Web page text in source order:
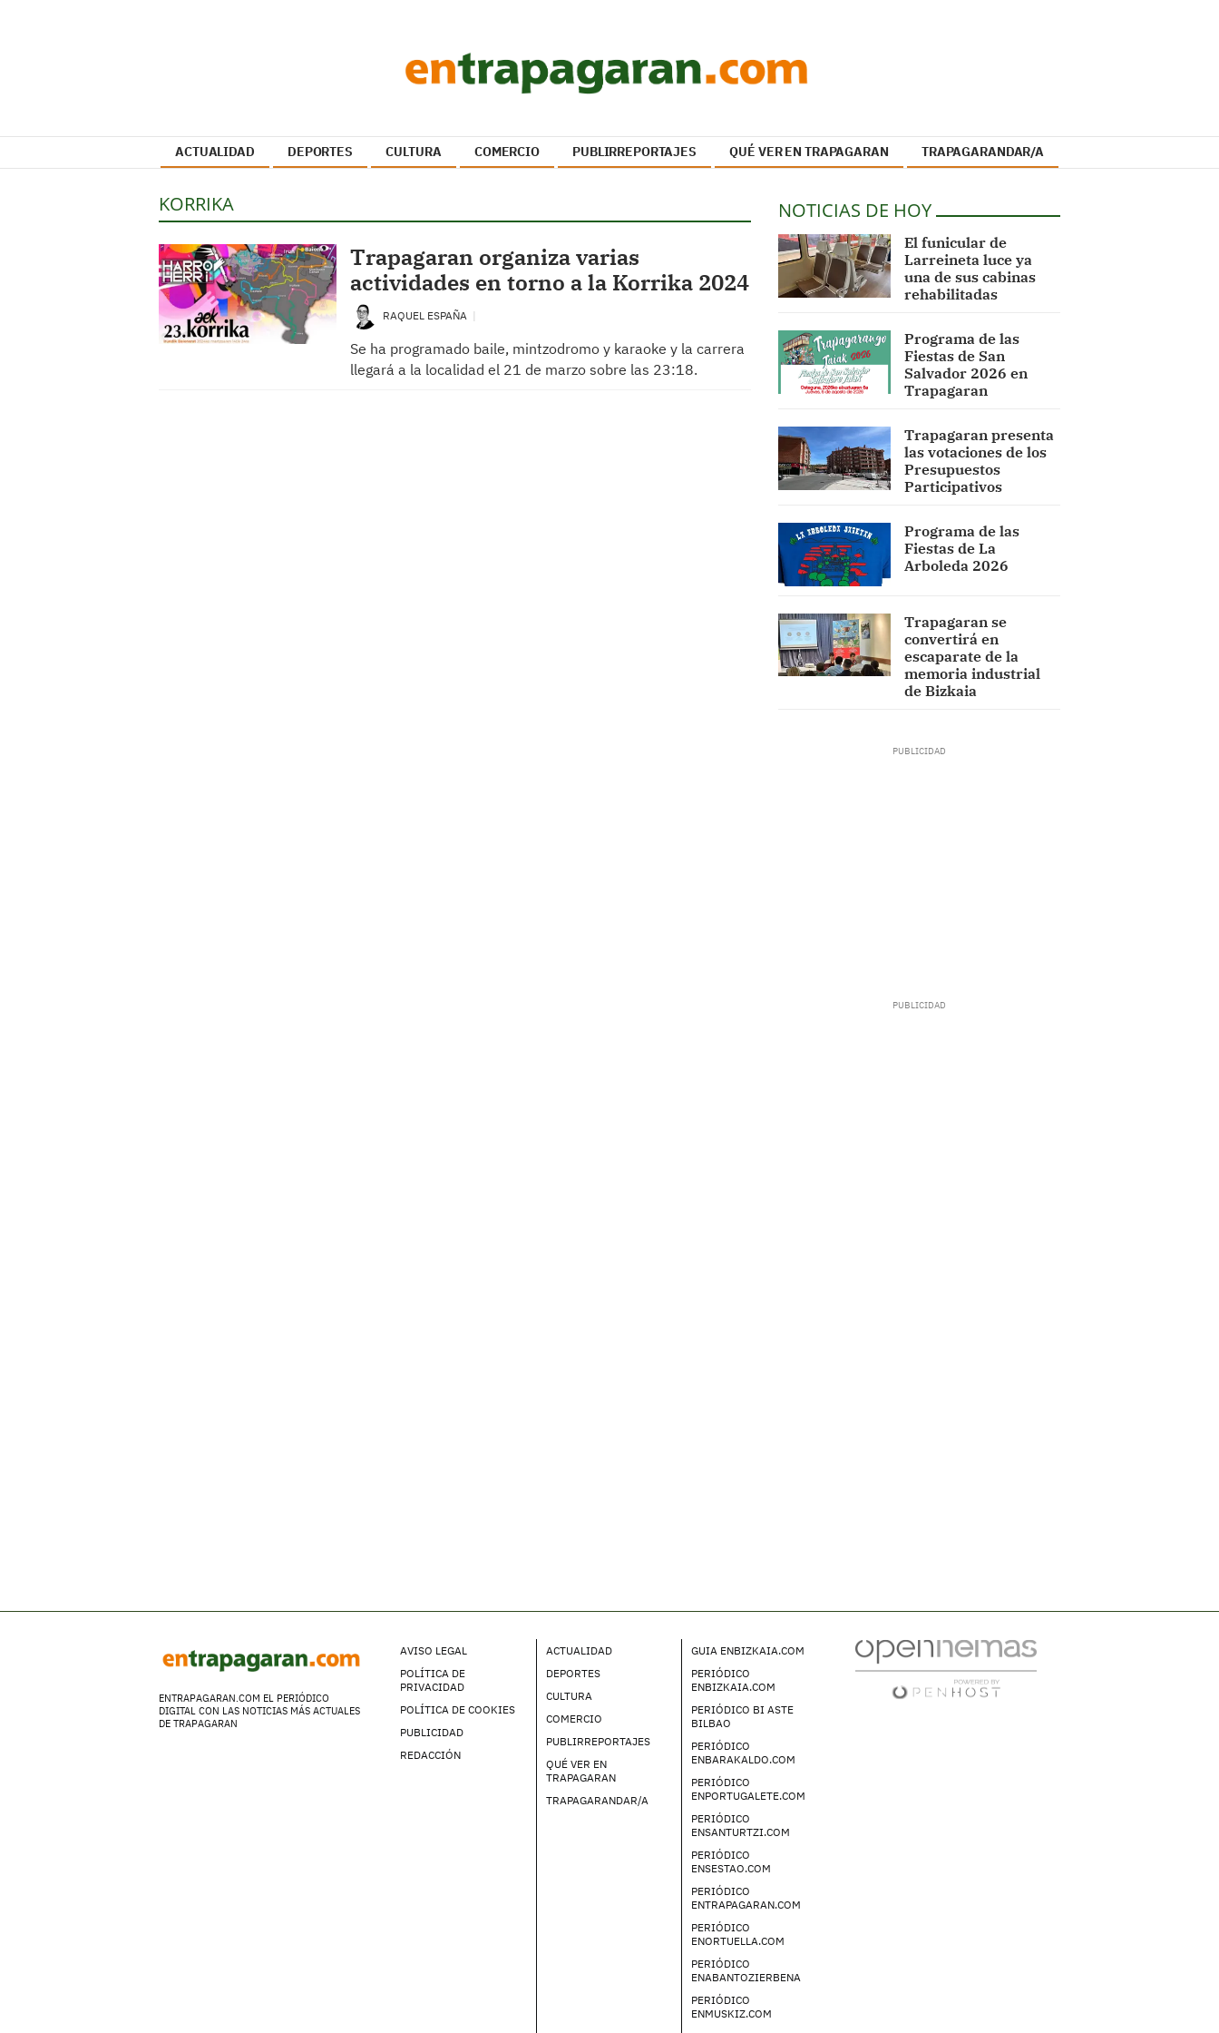
ACTUALIDAD DEPORTES CULTURA COMERCIO PUBLIRREPORTAJES QUÉ VER EN TRAPAGARAN TRAPAGARANDAR/A
KORRIKA
Trapagaran organiza varias
actividades en torno a la Korrika 2024
RAQUEL ESPAÑA
Se ha programado baile, mintzodromo y karaoke y la carrera
llegará a la localidad el 21 de marzo sobre las 23:18.
NOTICIAS DE HOY
El funicular de
Larreineta luce ya
una de sus cabinas
rehabilitadas
Programa de las
Fiestas de San
Salvador 2026 en
Trapagaran
Trapagaran presenta
las votaciones de los
Presupuestos
Participativos
Programa de las
Fiestas de La
Arboleda 2026
Trapagaran se
convertirá en
escaparate de la
memoria industrial
de Bizkaia
ENTRAPAGARAN.COM EL PERIÓDICO
DIGITAL CON LAS NOTICIAS MÁS ACTUALES
DE TRAPAGARAN
AVISO LEGAL
POLÍTICA DE
PRIVACIDAD
POLÍTICA DE COOKIES
PUBLICIDAD
REDACCIÓN
ACTUALIDAD
DEPORTES
CULTURA
COMERCIO
PUBLIRREPORTAJES
QUÉ VER EN
TRAPAGARAN
TRAPAGARANDAR/A
GUIA ENBIZKAIA.COM
PERIÓDICO
ENBIZKAIA.COM
PERIÓDICO BI ASTE
BILBAO
PERIÓDICO
ENBARAKALDO.COM
PERIÓDICO
ENPORTUGALETE.COM
PERIÓDICO
ENSANTURTZI.COM
PERIÓDICO
ENSESTAO.COM
PERIÓDICO
ENTRAPAGARAN.COM
PERIÓDICO
ENORTUELLA.COM
PERIÓDICO
ENABANTOZIERBENA
PERIÓDICO
ENMUSKIZ.COM